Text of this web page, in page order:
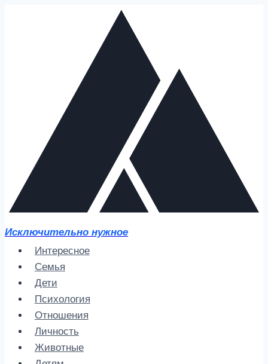
Исключительно нужное
Интересное
Семья
Дети
Психология
Отношения
Личность
Животные